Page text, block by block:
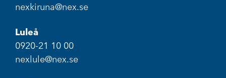
nexkiruna@nex.se
Luleå
0920-21 10 00
nexlule@nex.se